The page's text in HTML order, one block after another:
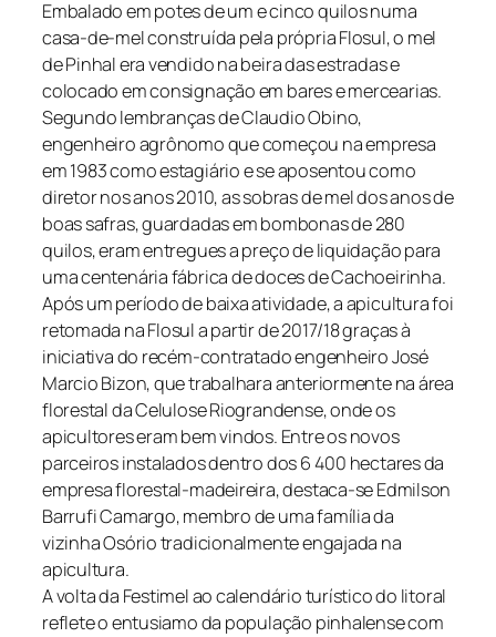
Embalado em potes de um e cinco quilos numa
casa-de-mel construída pela própria Flosul, o mel
de Pinhal era vendido na beira das estradas e
colocado em consignação em bares e mercearias.
Segundo lembranças de Claudio Obino,
engenheiro agrônomo que começou na empresa
em 1983 como estagiário e se aposentou como
diretor nos anos 2010, as sobras de mel dos anos de
boas safras, guardadas em bombonas de 280
quilos, eram entregues a preço de liquidação para
uma centenária fábrica de doces de Cachoeirinha.
Após um período de baixa atividade, a apicultura foi
retomada na Flosul a partir de 2017/18 graças à
iniciativa do recém-contratado engenheiro José
Marcio Bizon, que trabalhara anteriormente na área
florestal da Celulose Riograndense, onde os
apicultores eram bem vindos. Entre os novos
parceiros instalados dentro dos 6 400 hectares da
empresa florestal-madeireira, destaca-se Edmilson
Barrufi Camargo, membro de uma família da
vizinha Osório tradicionalmente engajada na
apicultura.
A volta da Festimel ao calendário turístico do litoral
reflete o entusiamo da população pinhalense com